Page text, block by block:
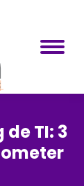
TI: 3